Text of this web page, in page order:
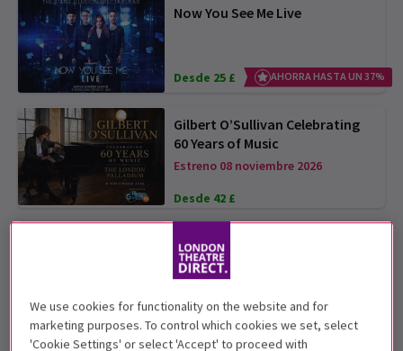
Now You See Me Live
Desde 25 £ AHORRA HASTA UN 37%
Gilbert O’Sullivan Celebrating
60 Years of Music
Estreno 08 noviembre 2026
Desde 42 £
RepresentAsian: An Evening of
Asian Talent
Desde 25 £
We use cookies for functionality on the website and for
marketing purposes. To control which cookies we set, select
'Cookie Settings' or select 'Accept' to proceed with